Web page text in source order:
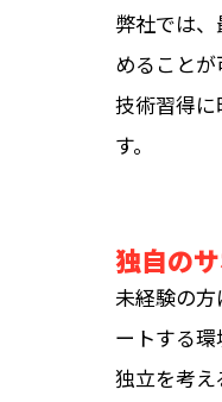
弊社では
めることが
技術習得
す。
独自の
未経験の
ートする環
独立を考